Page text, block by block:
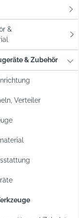
&
& Zubehör
Verteiler